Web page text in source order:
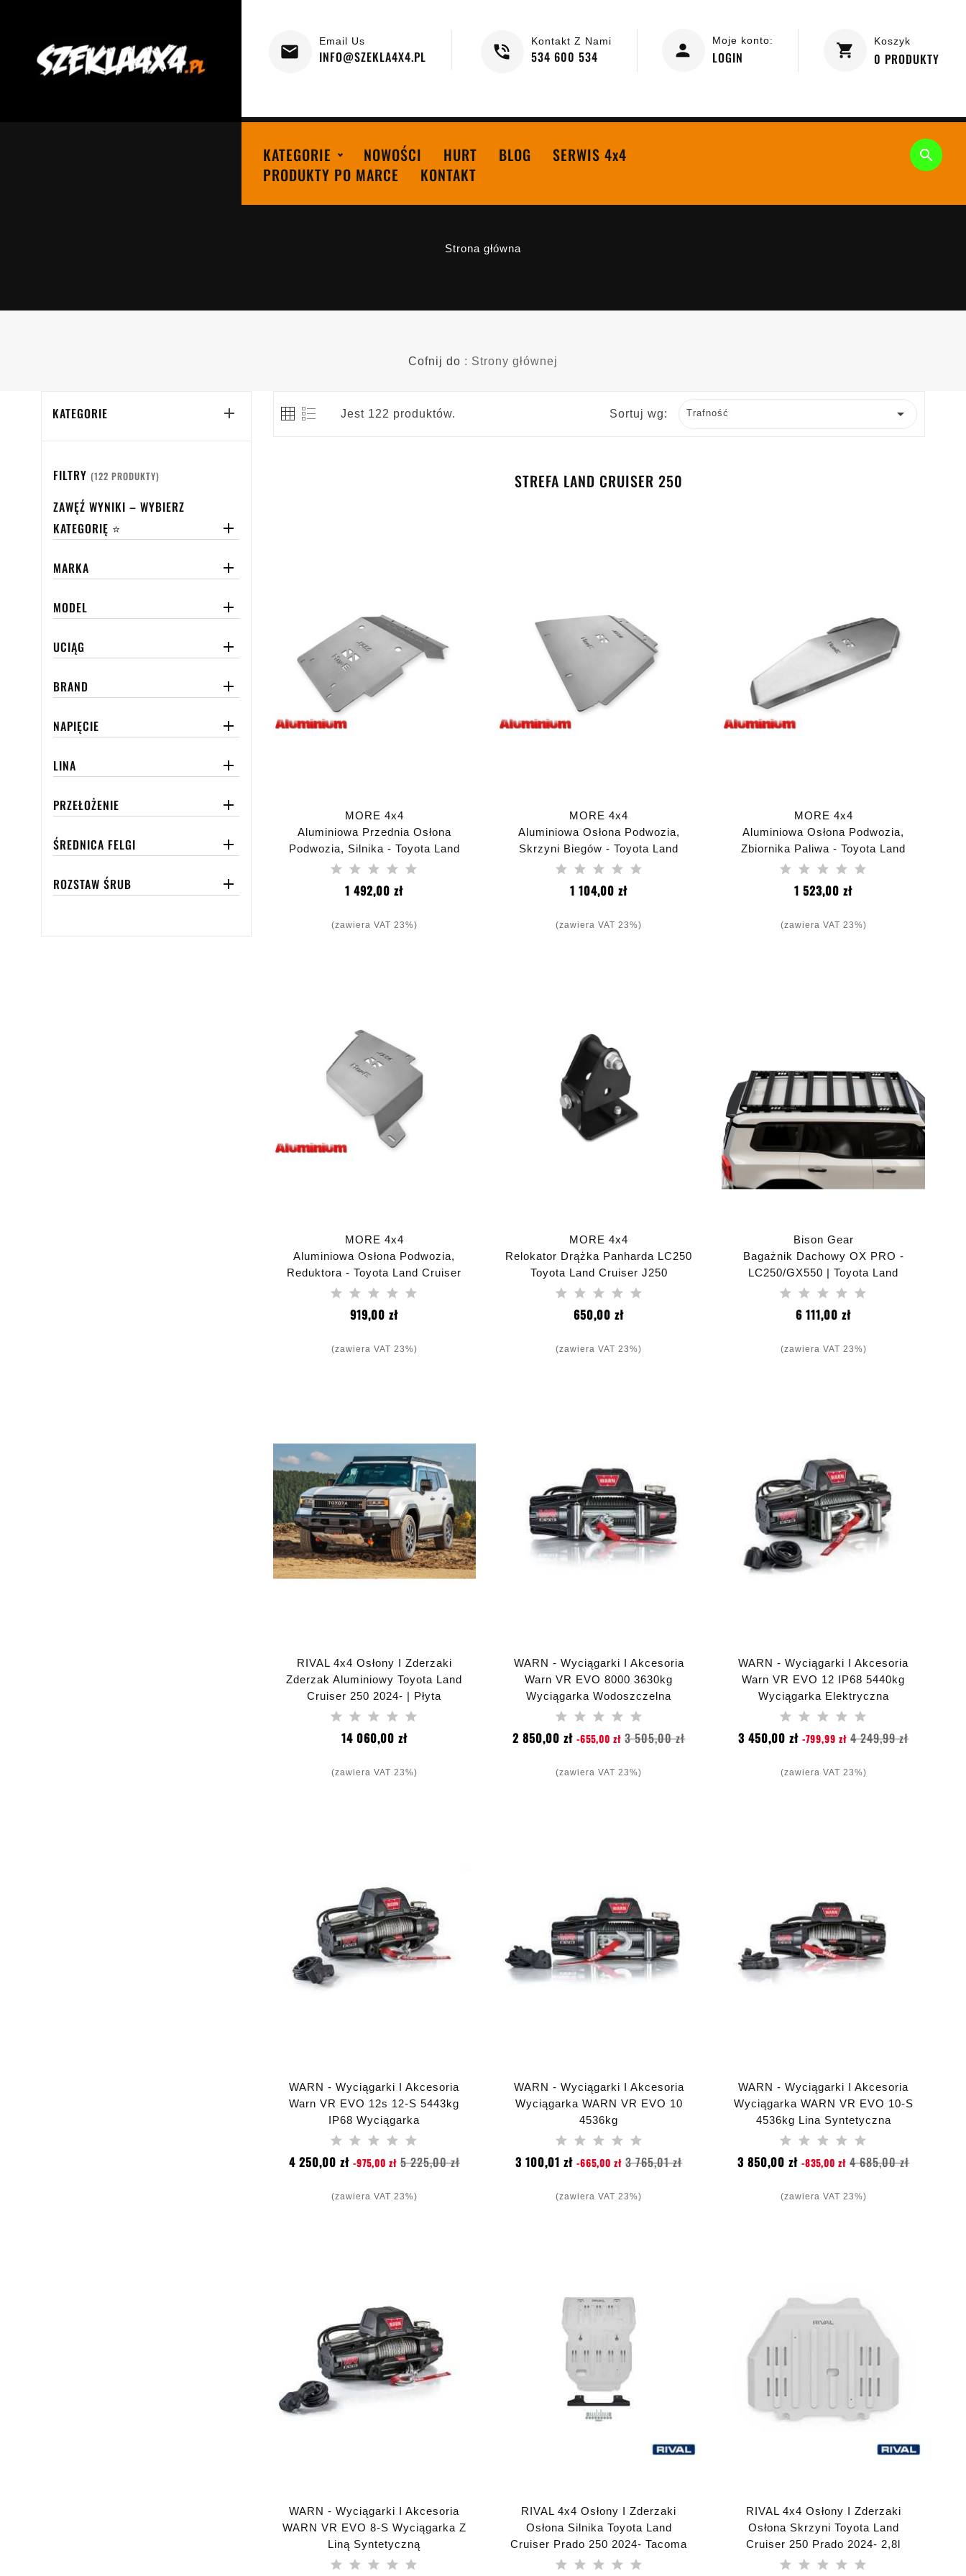
Koszyk
0 PRODUKTY
Moje konto:
LOGIN
Kontakt Z Nami
534 600 534
Email Us
INFO@SZEKLA4X4.PL
KATEGORIE NOWOŚCI HURT BLOG
SERWIS 4x4
PRODUKTY PO MARCE
KONTAKT

Strona główna
Cofnij do : Strony głównej
KATEGORIE 
FILTRY (122 PRODUKTY)
ZAWĘŹ WYNIKI – WYBIERZ
KATEGORIĘ ⭐

MARKA 
MODEL 
UCIĄG 
BRAND 
NAPIĘCIE 
LINA 
PRZEŁOŻENIE 
ŚREDNICA FELGI 
ROZSTAW ŚRUB 
Jest 122 produktów. Sortuj wg: Trafność 
STREFA LAND CRUISER 250
MORE 4x4
Aluminiowa Przednia Osłona
Podwozia, Silnika - Toyota Land
Cruiser J250
1 492,00 złCena
(zawiera VAT 23%)
MORE 4x4
Aluminiowa Osłona Podwozia,
Skrzyni Biegów - Toyota Land
Cruiser J250
1 104,00 złCena
(zawiera VAT 23%)
MORE 4x4
Aluminiowa Osłona Podwozia,
Zbiornika Paliwa - Toyota Land
Cruiser J250
1 523,00 złCena
(zawiera VAT 23%)
MORE 4x4
Aluminiowa Osłona Podwozia,
Reduktora - Toyota Land Cruiser
J250
919,00 złCena
(zawiera VAT 23%)
MORE 4x4
Relokator Drążka Panharda LC250
Toyota Land Cruiser J250
650,00 złCena
(zawiera VAT 23%)
Bison Gear
Bagażnik Dachowy OX PRO -
LC250/GX550 | Toyota Land
Cruiser 250
6 111,00 złCena
(zawiera VAT 23%)
RIVAL 4x4 Osłony I Zderzaki
Zderzak Aluminiowy Toyota Land
Cruiser 250 2024- | Płyta
Wyciągarki
14 060,00 złCena
(zawiera VAT 23%)
WARN - Wyciągarki I Akcesoria
Warn VR EVO 8000 3630kg
Wyciągarka Wodoszczelna
Elektryczna
2 850,00 zł Cena
podstawowa
-655,00 zł 3 505,00 złCena
(zawiera VAT 23%)
WARN - Wyciągarki I Akcesoria
Warn VR EVO 12 IP68 5440kg
Wyciągarka Elektryczna
3 450,00 zł Cena
podstawowa
-799,99 zł 4 249,99 złCena
(zawiera VAT 23%)
WARN - Wyciągarki I Akcesoria
Warn VR EVO 12s 12-S 5443kg
IP68 Wyciągarka
4 250,00 zł Cena
podstawowa
-975,00 zł 5 225,00 złCena
(zawiera VAT 23%)
WARN - Wyciągarki I Akcesoria
Wyciągarka WARN VR EVO 10
4536kg
3 100,01 zł Cena
podstawowa
-665,00 zł 3 765,01 złCena
(zawiera VAT 23%)
WARN - Wyciągarki I Akcesoria
Wyciągarka WARN VR EVO 10-S
4536kg Lina Syntetyczna
3 850,00 zł Cena
podstawowa
-835,00 zł 4 685,00 złCena
(zawiera VAT 23%)
WARN - Wyciągarki I Akcesoria
WARN VR EVO 8-S Wyciągarka Z
Liną Syntetyczną
RIVAL 4x4 Osłony I Zderzaki
Osłona Silnika Toyota Land
Cruiser Prado 250 2024- Tacoma
2024-
RIVAL 4x4 Osłony I Zderzaki
Osłona Skrzyni Toyota Land
Cruiser 250 Prado 2024- 2,8l